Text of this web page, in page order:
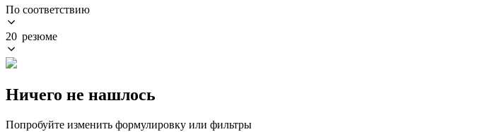
По соответствию
20 резюме
Ничего не нашлось
Попробуйте изменить формулировку или фильтры